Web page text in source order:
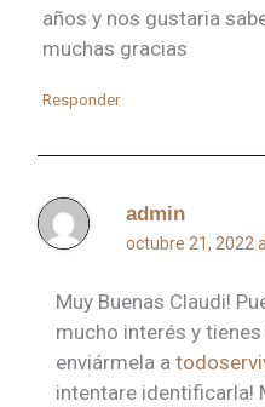
años y nos gustaria
muchas gracias
Responder
admin
octubre 21, 2022
Muy Buenas Claudi!
mucho interés y
enviármela a
intentare identificarla!